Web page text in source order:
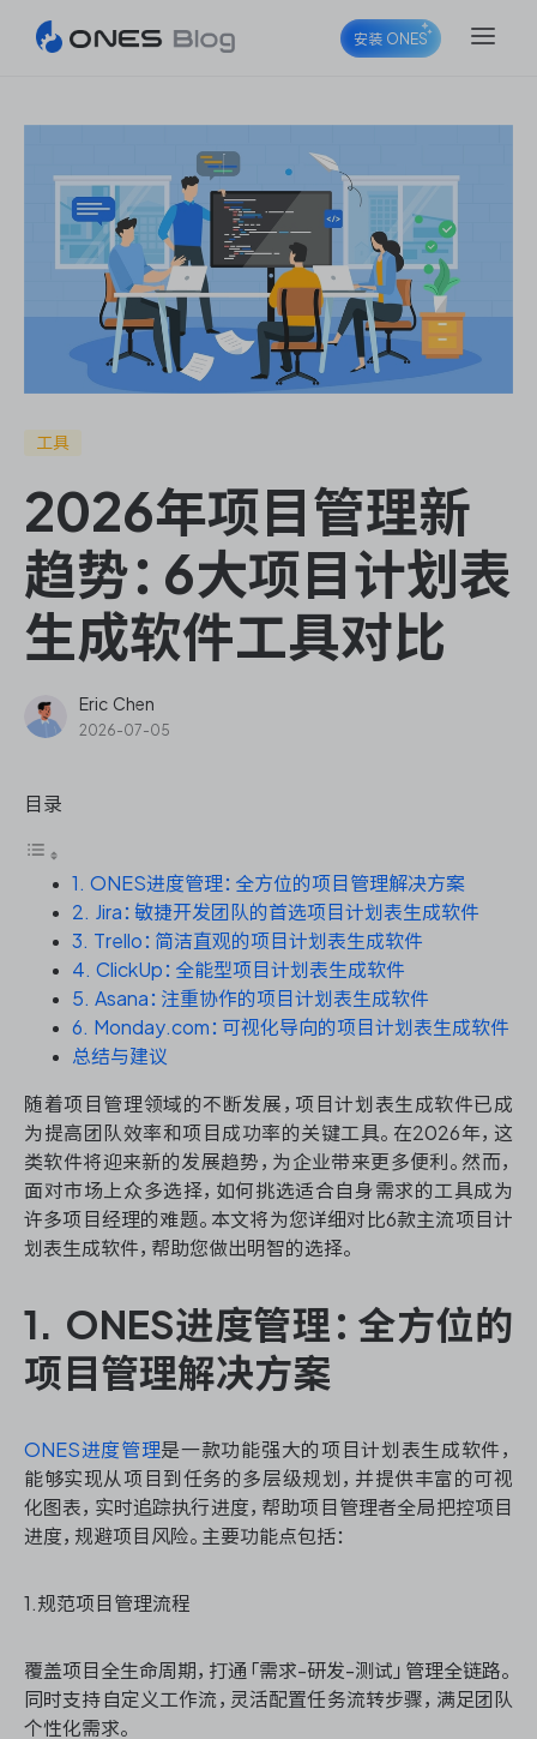
ONES Project
ONES Wiki
ONES Desk
ONES Assistant
测试管理
研发效能管理
DevOps
服务台和工单管理
IPD 研发管理
安装 ONES
工具
2026年项目管理新
趋势：6大项目计划表
生成软件工具对比
Eric Chen
2026-07-05
目录
1. ONES进度管理：全方位的项目管理解决方案
2. Jira：敏捷开发团队的首选项目计划表生成软件
3. Trello：简洁直观的项目计划表生成软件
4. ClickUp：全能型项目计划表生成软件
5. Asana：注重协作的项目计划表生成软件
6. Monday.com：可视化导向的项目计划表生成软件
总结与建议
随着项目管理领域的不断发展，项目计划表生成软件已成
为提高团队效率和项目成功率的关键工具。在2026年，这
类软件将迎来新的发展趋势，为企业带来更多便利。然而，
面对市场上众多选择，如何挑选适合自身需求的工具成为
许多项目经理的难题。本文将为您详细对比6款主流项目计
划表生成软件，帮助您做出明智的选择。
1. ONES进度管理：全方位的
项目管理解决方案
ONES进度管理是一款功能强大的项目计划表生成软件，
能够实现从项目到任务的多层级规划，并提供丰富的可视
化图表，实时追踪执行进度，帮助项目管理者全局把控项目
进度，规避项目风险。主要功能点包括：
1.规范项目管理流程
覆盖项目全生命周期，打通「需求-研发-测试」管理全链路。
同时支持自定义工作流，灵活配置任务流转步骤，满足团队
个性化需求。